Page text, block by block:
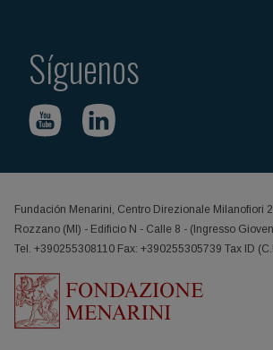
Síguenos
Fundación Menarini, Centro Direzionale Milanofiori
Rozzano (MI) - Edificio N - Calle 8 - (Ingresso
Tel. +390255308110 Fax: +390255305739 Tax ID